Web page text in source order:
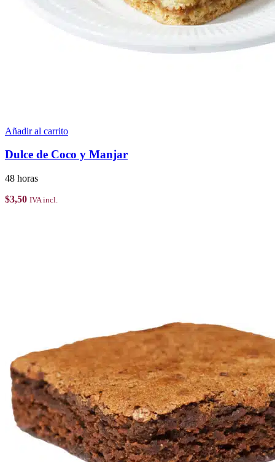
Añadir al carrito
Dulce de Coco y Manjar
48 horas
$3,50 IVA incl.